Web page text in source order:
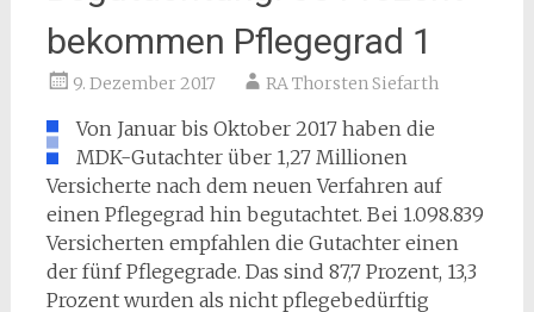
bekommen Pflegegrad 1
9. Dezember 2017 RA Thorsten Siefarth
Von Januar bis Oktober 2017 haben die
MDK-Gutachter über 1,27 Millionen
Versicherte nach dem neuen Verfahren auf
einen Pflegegrad hin begutachtet. Bei 1.098.839
Versicherten empfahlen die Gutachter einen
der fünf Pflegegrade. Das sind 87,7 Prozent, 13,3
Prozent wurden als nicht pflegebedürftig